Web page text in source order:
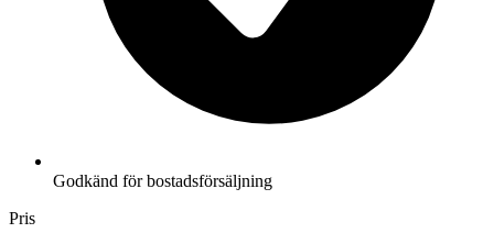
Godkänd för bostadsförsäljning
Pris